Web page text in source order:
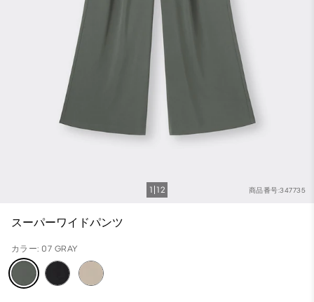
商品番号:347735
1 12
スーパーワイドパンツ
カラー: 07 GRAY